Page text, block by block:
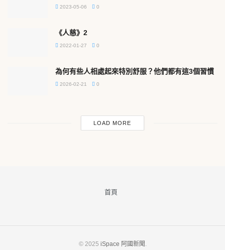
2023-05-06 0
《人慈》2
2022-01-27 0
為何有些人相處起來特別舒服？他們都有這3個習慣
2026-02-21 0
LOAD MORE
首頁
© 2025 iSpace 阿國新聞 .